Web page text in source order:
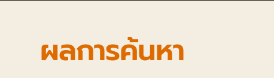
ผลการค้นหา